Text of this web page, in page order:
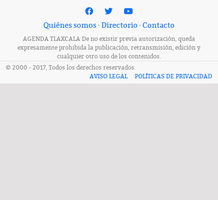
Quiénes somos · Directorio · Contacto
AGENDA TLAXCALA De no existir previa autorización, queda
expresamente prohibida la publicación, retransmisión, edición y
cualquier otro uso de los contenidos.
© 2000 - 2017, Todos los derechos reservados.
AVISO LEGAL
POLÍTICAS DE PRIVACIDAD